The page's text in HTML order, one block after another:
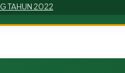
TAHUN 2022